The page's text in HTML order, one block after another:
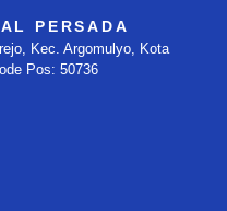
PERSADA
Kec. Argomulyo, Kota
Pos: 50736